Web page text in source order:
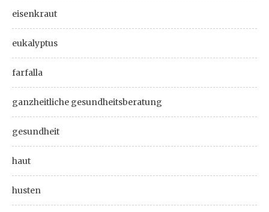
eisenkraut
eukalyptus
farfalla
ganzheitliche gesundheitsberatung
gesundheit
haut
husten